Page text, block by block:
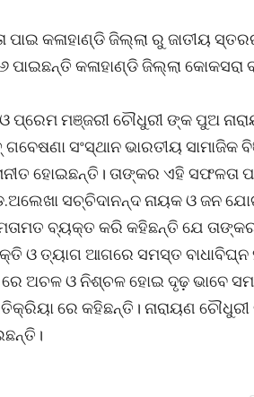
ପାଇ କଳାହାଣ୍ଡି ଜିଲ୍ଲା ରୁ ଜାତୀୟ
କଳାହାଣ୍ଡି ଜିଲ୍ଲା
ପ୍ରେମ ମଞ୍ଜରୀ ଚୌଧୁରୀ ଙ୍କ ପୁଅ
ସଂସ୍ଥାନ ଭାରତୀୟ ସାମାଜିକ
ହୋଇଛନ୍ତି। ତାଙ୍କର ଏହି ସଫଳତା
ସଚ୍ଚିଦାନନ୍ଦ ନାୟକ ଓ ଜନ
ବ୍ୟକ୍ତ କରି କହିଛନ୍ତି ଯେ
ଓ ତ୍ୟାଗ ଆଗରେ ସମସ୍ତ ବାଧାବିଘ୍ନ
ଅଚଳ ଓ ନିଶ୍ଚଳ ହୋଇ ଦୃଢ଼ ଭାବେ
ରେ କହିଛନ୍ତି। ନାରାୟଣ